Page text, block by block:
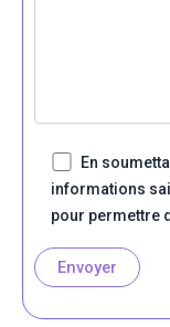
En
informations
pour permettre